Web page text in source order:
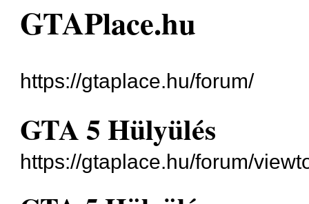
GTAPlace.hu
https://gtaplace.hu/forum/
GTA 5 Hülyülés
https://gtaplace.hu/forum/